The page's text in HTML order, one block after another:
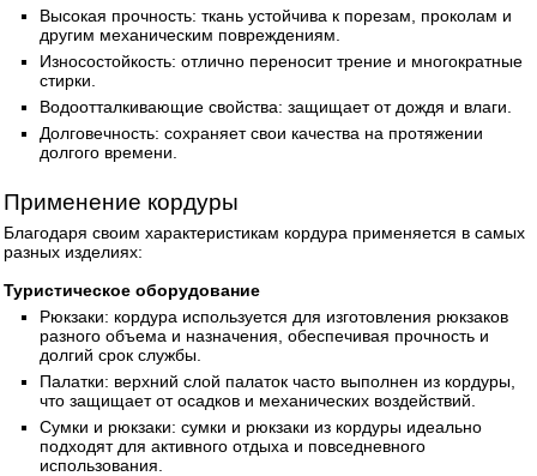
Высокая прочность: ткань устойчива к порезам, проколам и
другим механическим повреждениям.
Износостойкость: отлично переносит трение и многократные
стирки.
Водоотталкивающие свойства: защищает от дождя и влаги.
Долговечность: сохраняет свои качества на протяжении
долгого времени.
Применение кордуры
Благодаря своим характеристикам кордура применяется в самых
разных изделиях:
Туристическое оборудование
Рюкзаки: кордура используется для изготовления рюкзаков
разного объема и назначения, обеспечивая прочность и
долгий срок службы.
Палатки: верхний слой палаток часто выполнен из кордуры,
что защищает от осадков и механических воздействий.
Сумки и рюкзаки: сумки и рюкзаки из кордуры идеально
подходят для активного отдыха и повседневного
использования.